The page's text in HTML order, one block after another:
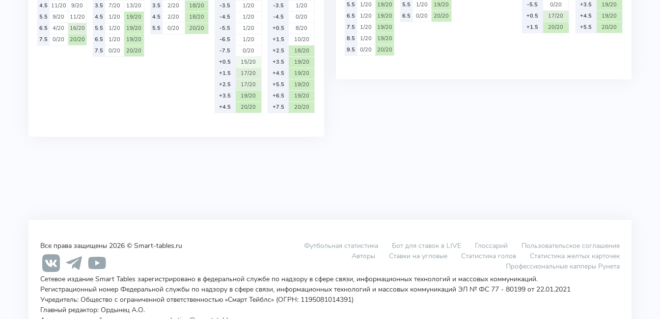
4.5 11/20
9/20
5.5
9/20
11/20
6.5
4/20
16/20
7.5
0/20 20/20
3.5
7/20
13/20
4.5
1/20
19/20
5.5
1/20
19/20
6.5
1/20
19/20
7.5
0/20 20/20
3.5
2/20
18/20
4.5
2/20
18/20
5.5
0/20 20/20
-3.5
1/20
-4.5
1/20
-5.5
1/20
-6.5
1/20
-7.5
0/20
+0.5
15/20
+1.5
17/20
+2.5
17/20
+3.5
19/20
+4.5
20/20
-3.5
1/20
-4.5
0/20
+0.5
8/20
+1.5
10/20
+2.5
18/20
+3.5
19/20
+4.5
19/20
+5.5
19/20
+6.5
19/20
+7.5
20/20
5.5
1/20
19/20
6.5
1/20
19/20
7.5
1/20
19/20
8.5
1/20
19/20
9.5
0/20 20/20
5.5
1/20
19/20
6.5
0/20 20/20
-5.5
0/20
+0.5
17/20
+1.5
20/20
+3.5
19/20
+4.5
19/20
+5.5
20/20
Все права защищены 2026 © Smart-tables.ru Футбольная статистика Бот для ставок в LIVE Глоссарий
Пользовательское соглашение
Авторы
Ставки на угловые Статистика голов
Статистика желтых карточек
Профессиональные капперы Рунета
Сетевое издание Smart Tables зарегистрировано в федеральной службе по надзору в сфере связи, информационных технологий и массовых коммуникаций.
Регистрационный номер Федеральной службы по надзору в сфере связи, информационных технологий и массовых коммуникаций ЭЛ № ФС 77 - 80199 от 22.01.2021
Учредитель: Общество с ограниченной ответственностью «Смарт Тейблс» (ОГРН: 1195081014391)
Главный редактор: Ордынец А.О.